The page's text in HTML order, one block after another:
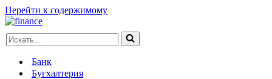
Перейти к содержимому
Искать...
Банк
Бугхалтерия